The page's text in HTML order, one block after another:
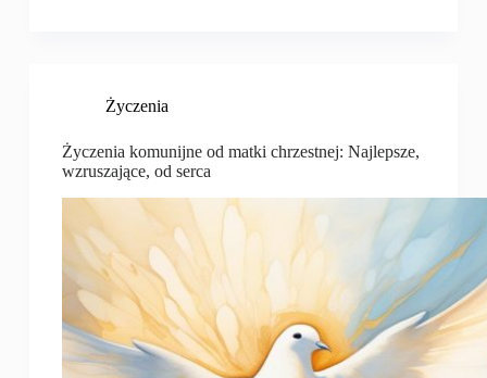
Życzenia
Życzenia komunijne od matki chrzestnej: Najlepsze,
wzruszające, od serca